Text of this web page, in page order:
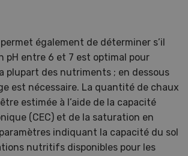
également de déterminer s’il
pH entre 6 et 7 est optimal pour
plupart des nutriments ; en dessous
est nécessaire. La quantité de chaux
estimée à l’aide de la capacité
(CEC) et de la saturation en
indiquant la capacité du sol
nutritifs disponibles pour les